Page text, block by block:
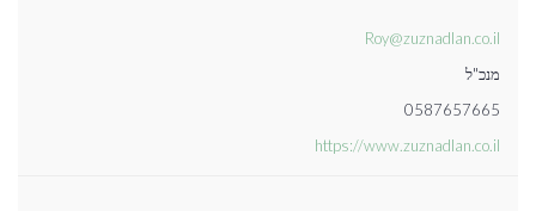
Roy@zuznadlan.co.il
מנכ"ל
0587657665
https://www.zuznadlan.co.il